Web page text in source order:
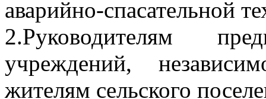
аварийно-спасательной
2.Руководителям
учреждений,
жителям сельского